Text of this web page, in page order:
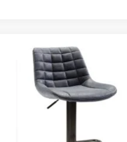
prijs
was:
€ 135,00.